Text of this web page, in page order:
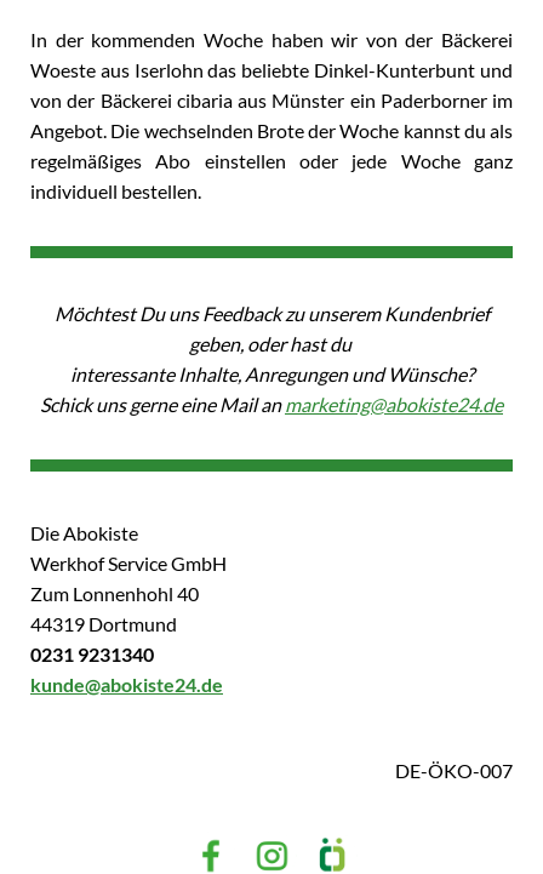
In der kommenden Woche haben wir von der Bäckerei
Woeste aus Iserlohn das beliebte Dinkel-Kunterbunt und
von der Bäckerei cibaria aus Münster ein Paderborner im
Angebot. Die wechselnden Brote der Woche kannst du als
regelmäßiges Abo einstellen oder jede Woche ganz
individuell bestellen.
Möchtest Du uns Feedback zu unserem Kundenbrief
geben, oder hast du
interessante Inhalte, Anregungen und Wünsche?
Schick uns gerne eine Mail anmarketing@abokiste24.de
Die Abokiste
Werkhof Service GmbH
Zum Lonnenhohl 40
44319 Dortmund
0231 9231340
kunde@abokiste24.de
DE-ÖKO-007